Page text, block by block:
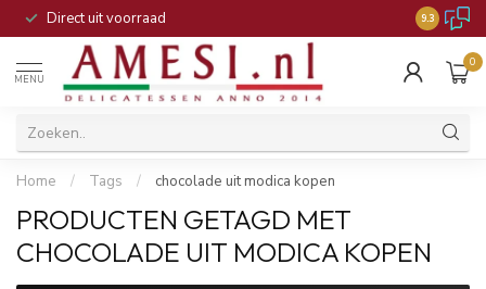
Direct uit voorraad 9.3
MENU
0
Home / Tags / chocolade uit modica kopen
PRODUCTEN GETAGD MET
CHOCOLADE UIT MODICA KOPEN